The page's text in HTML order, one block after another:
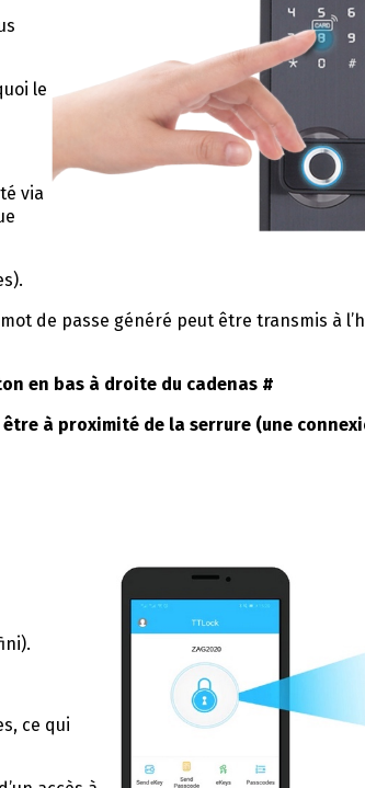
le
via
de passe généré peut être transmis à
en bas à droite du cadenas #
à proximité de la serrure (une
ce qui